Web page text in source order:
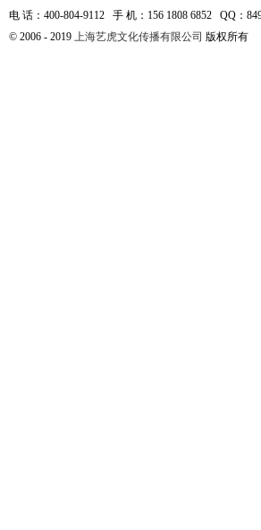
电 话：400-804-9112 手 机：156 1808 6852 QQ：
© 2006 - 2019 上海艺虎文化传播有限公司 版权所有